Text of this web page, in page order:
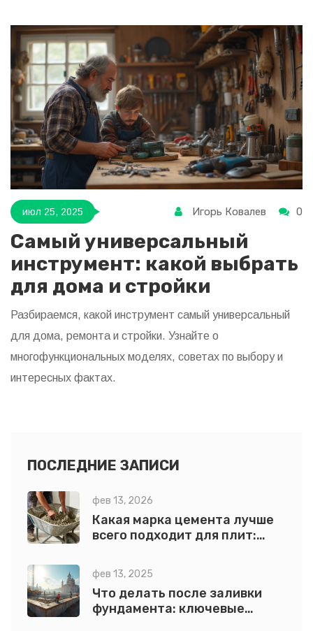
июл 25, 2025 Игорь Ковалев 0
Самый универсальный
инструмент: какой выбрать
для дома и стройки
Разбираемся, какой инструмент самый универсальный
для дома, ремонта и стройки. Узнайте о
многофункциональных моделях, советах по выбору и
интересных фактах.
ПОСЛЕДНИЕ ЗАПИСИ
фев 13, 2026
Какая марка цемента лучше
всего подходит для плит:
и условиям работы
фев 13, 2025
Что делать после заливки
фундамента: ключевые